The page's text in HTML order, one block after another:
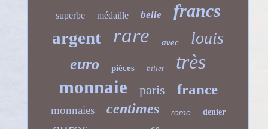
superbe médaille belle francs
argent rare avec louis
euro pièces billet très
monnaie paris france
monnaies centimes rome denier